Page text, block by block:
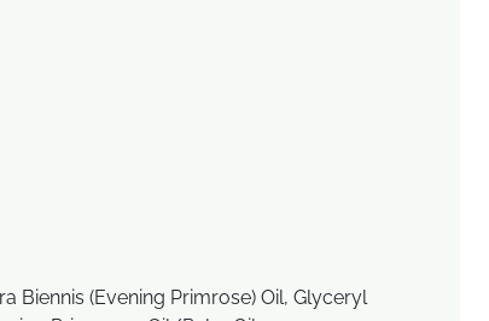
Biennis (Evening Primrose) Oil, Glyceryl